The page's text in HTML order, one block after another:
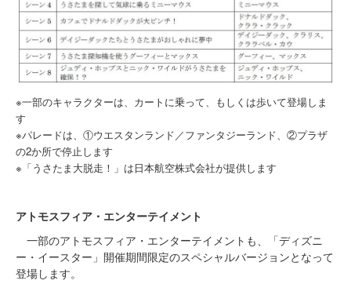
※一部のキャラクターは、カートに乗って、もしくは歩いて登場しま
す
※パレードは、①ウエスタンランド／ファンタジーランド、②プラザ
の2か所で停止します
※「うさたま大脱走！」は日本航空株式会社が提供します
アトモスフィア・エンターテイメント
一部のアトモスフィア・エンターテイメントも、「ディズニ
ー・イースター」開催期間限定のスペシャルバージョンとなって
登場します。